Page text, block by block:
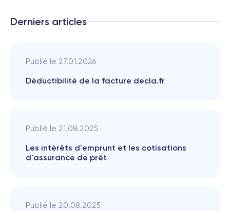
Derniers articles
Publié le 27.01.2026
Déductibilité de la facture decla.fr
Publié le 21.08.2025
Les intérêts d'emprunt et les cotisations
d'assurance de prêt
Publié le 20.08.2025